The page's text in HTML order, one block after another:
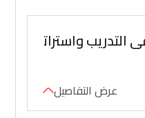
واستراتجيات
عرض التفاصيل